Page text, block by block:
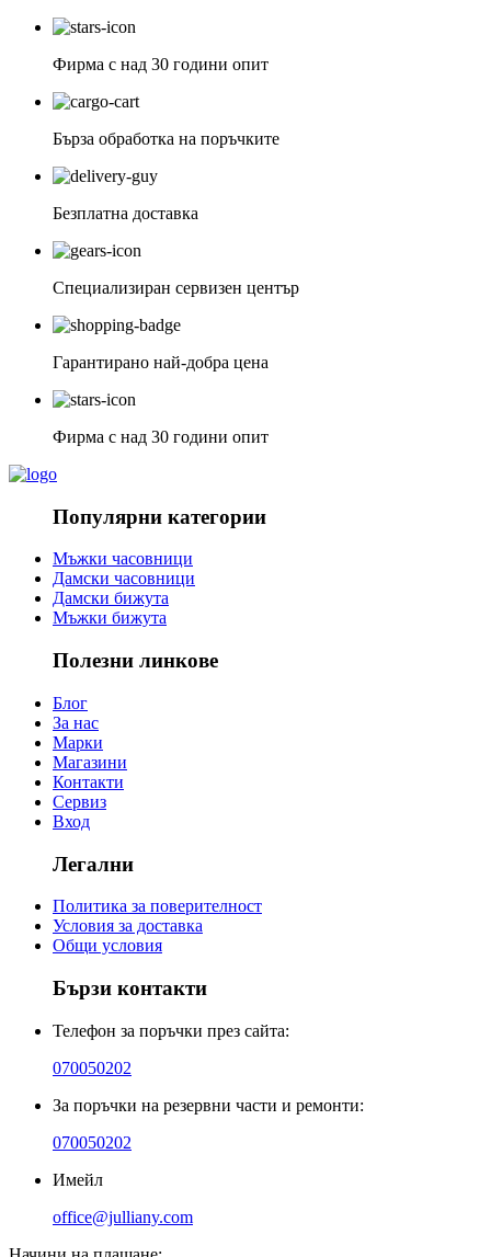
Фирма с над 30 години опит
Бърза обработка на поръчките
Безплатна доставка
Специализиран сервизен център
Гарантирано най-добра цена
Фирма с над 30 години опит
Популярни категории
Мъжки часовници
Дамски часовници
Дамски бижута
Мъжки бижута
Полезни линкове
Блог
За нас
Марки
Магазини
Контакти
Сервиз
Вход
Легални
Политика за поверителност
Условия за доставка
Общи условия
Бързи контакти
Телефон за поръчки през сайта:
070050202
За поръчки на резервни части и ремонти:
070050202
Имейл
office@julliany.com